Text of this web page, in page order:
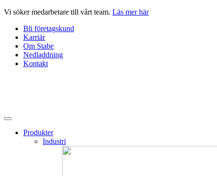
Hoppa
innehåll
Vi söker medarbetare till vårt team. Läs mer här
Bli företagskund
Karriär
Om Stabe
Nedladdning
Kontakt
Produkter
Industri